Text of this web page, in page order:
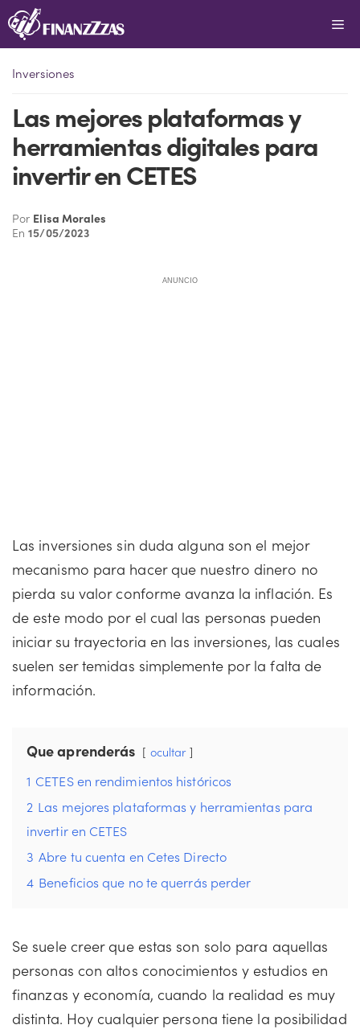
Saltar
al
Inversiones
Las mejores plataformas y
herramientas digitales para
invertir en CETES
Por Elisa Morales
En15/05/2023
ANUNCIO
Las inversiones sin duda alguna son el mejor
mecanismo para hacer que nuestro dinero no
pierda su valor conforme avanza la inflación. Es
de este modo por el cual las personas pueden
iniciar su trayectoria en las inversiones, las cuales
suelen ser temidas simplemente por la falta de
información.
Que aprenderás ocultar
1 CETES en rendimientos históricos
2 Las mejores plataformas y herramientas para
invertir en CETES
3 Abre tu cuenta en Cetes Directo
4 Beneficios que no te querrás perder
Se suele creer que estas son solo para aquellas
personas con altos conocimientos y estudios en
finanzas y economía, cuando la realidad es muy
distinta. Hoy cualquier persona tiene la posibilidad